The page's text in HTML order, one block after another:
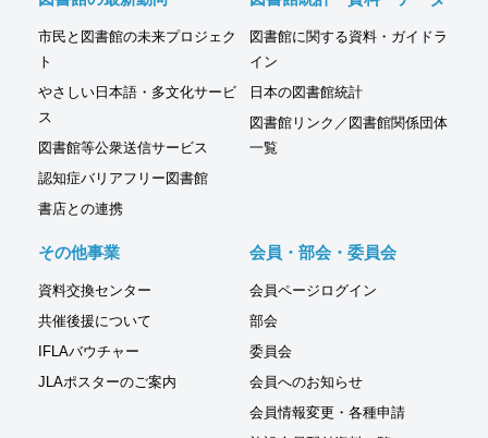
市民と図書館の未来プロジェク
ト
やさしい日本語・多文化サービ
ス
図書館等公衆送信サービス
認知症バリアフリー図書館
書店との連携
図書館に関する資料・ガイドラ
イン
日本の図書館統計
図書館リンク／図書館関係団体
一覧
その他事業
資料交換センター
共催後援について
IFLAバウチャー
JLAポスターのご案内
会員・部会・委員会
会員ページログイン
部会
委員会
会員へのお知らせ
会員情報変更・各種申請